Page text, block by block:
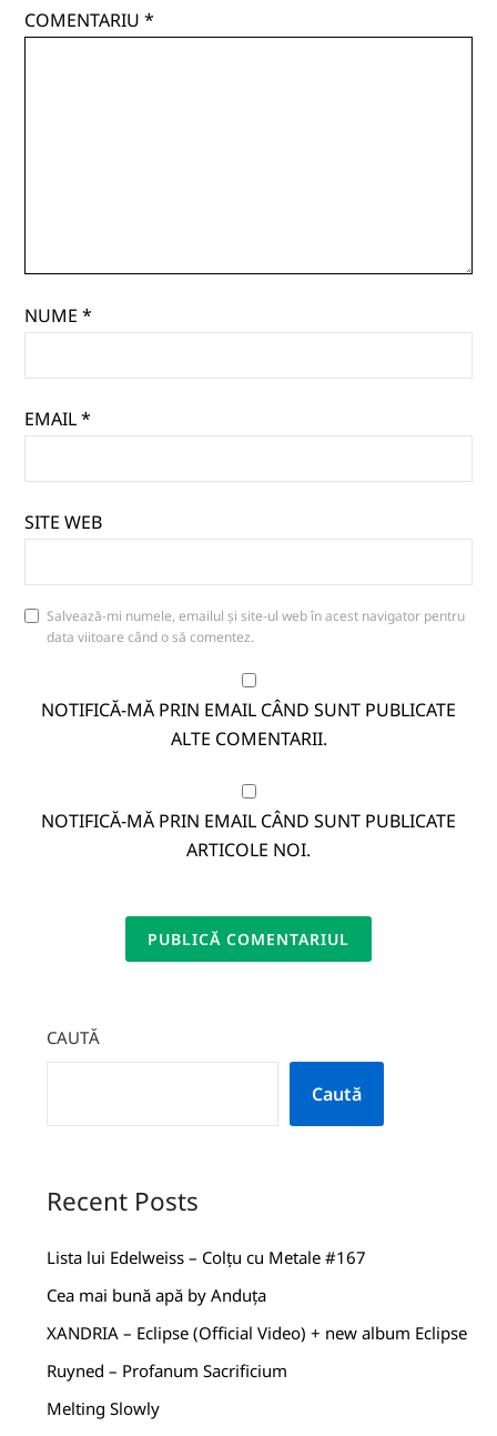
COMENTARIU*
NUME*
EMAIL*
SITE WEB
Salvează-mi numele, emailul și site-ul web în acest navigator pentru
data viitoare când o să comentez.
NOTIFICĂ-MĂ PRIN EMAIL CÂND SUNT PUBLICATE
ALTE COMENTARII.
NOTIFICĂ-MĂ PRIN EMAIL CÂND SUNT PUBLICATE
ARTICOLE NOI.
CAUTĂ
Caută
Recent Posts
Lista lui Edelweiss – Colțu cu Metale #167
Cea mai bună apă by Anduța
XANDRIA – Eclipse (Official Video) + new album Eclipse
Ruyned – Profanum Sacrificium
Melting Slowly